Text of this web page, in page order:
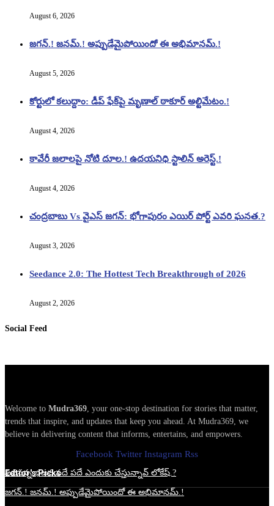
August 6, 2026
జగన్.! జనమ్.! అప్పుడేమైపోయిందో ఈ అభిమానమ్.!
August 5, 2026
కోర్టులో కలుద్దాం: డీప్ ఫేక్‌పై మృణాల్ ఠాకూర్ అల్టిమేటం.!
August 4, 2026
కావేరీ జలాలపై నోటి దూల.! ఉదయనిధి స్టాలిన్ అరెస్ట్.!
August 4, 2026
చంద్రబాబు Vs వైఎస్ జగన్: భోగాపురం ఎయిర్ పోర్ట్ ఎవరి ఘనత.?
August 3, 2026
Seedance 2.0: The Hottest Tech Breakthrough of 2026
August 2, 2026
Social Feed
Welcome to Mudra369 , your one-stop destination for stories that matter,
trends that inspire, and updates that keep you ahead. At Mudra369, we
believe in delivering content that informs, entertains, and empowers.
Facebook Twitter Instagram Rss
Edtior's Picks
పవనన్న భజన పదే పదే ఎందుకు చేస్తున్నావ్ లోకేష్.?
జగన్.! జనమ్.! అప్పుడేమైపోయిందో ఈ అభిమానమ్.!